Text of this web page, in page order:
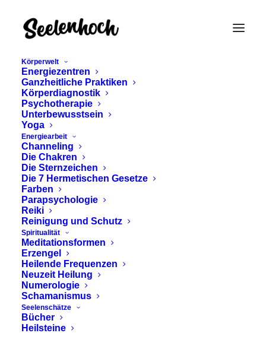
Körperwelt
Energiezentren
Ganzheitliche Praktiken
Körperdiagnostik
Psychotherapie
Unterbewusstsein
Yoga
Energiearbeit
Channeling
Die Chakren
Die Sternzeichen
Die 7 Hermetischen Gesetze
Farben
Parapsychologie
Reiki
Reinigung und Schutz
Spiritualität
Meditationsformen
Erzengel
Heilende Frequenzen
Neuzeit Heilung
Numerologie
Schamanismus
Seelenschätze
Bücher
Heilsteine
KAMBÔ RITUAL
Februar 12, 2025